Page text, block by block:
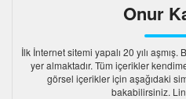
Onur
İlk İnternet sitemi yapalı 20 yılı
yer almaktadır. Tüm içerikler
görsel içerikler için aşağıdaki
bakabilirsiniz.